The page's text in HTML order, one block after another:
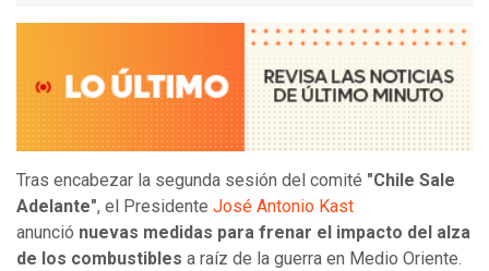
Tras encabezar la segunda sesión del comité "Chile Sale
Adelante", el Presidente José Antonio Kast
anunció nuevas medidas para frenar el impacto del alza
de los combustibles a raíz de la guerra en Medio Oriente.